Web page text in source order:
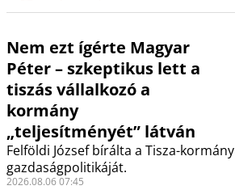
Nem ezt ígérte Magyar
Péter – szkeptikus lett a
tiszás vállalkozó a
kormány
„teljesítményét” látván
Felföldi József bírálta a Tisza-kormány
gazdaságpolitikáját.
2026.08.06 07:45